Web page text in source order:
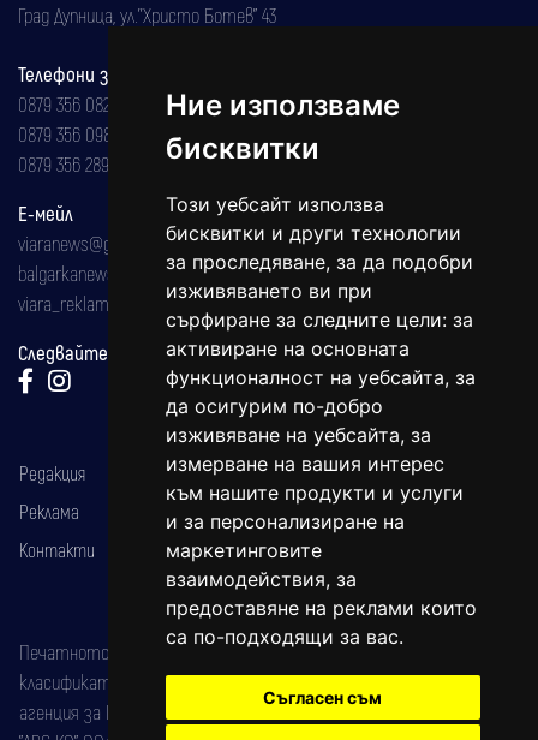
Ние използваме
бисквитки
Този уебсайт използва
бисквитки и други технологии
за проследяване, за да подобри
изживяването ви при
сърфиране за следните цели: за
активиране на основната
функционалност на уебсайта, за
да осигурим по-добро
изживяване на уебсайта, за
измерване на вашия интерес
към нашите продукти и услуги
и за персонализиране на
маркетинговите
взаимодействия, за
предоставяне на реклами които
са по-подходящи за вас.
Съгласен съм
Град Дупница, ул.''Христо Ботев" 43
Телефони за реклама и абонаменти
0879 356 082
0879 356 098
0879 356 289
Е-мейл
viaranews@gmail.com
balgarkanews@gmail.com
viara_reklama@mail.bg
Следвайте ни:
Редакция
Реклама
Контакти
Печатното издание на вестника е регистрирано в националния
класификатор на печатните издания (Българска национална
агенция за ISSN) под номер: ISSN 1312-4722.